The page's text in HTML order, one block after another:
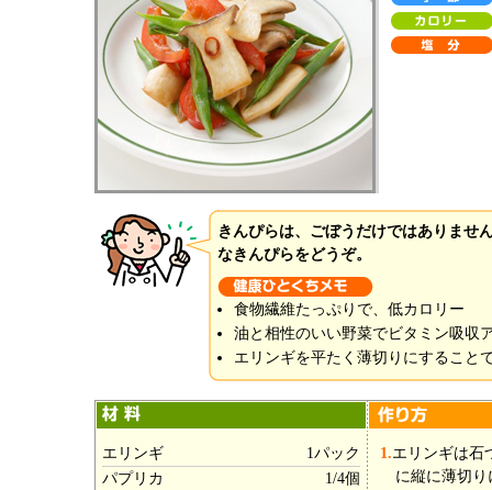
きんぴらは、ごぼうだけではありませ
なきんぴらをどうぞ。
食物繊維たっぷりで、低カロリー
油と相性のいい野菜でビタミン吸収
エリンギを平たく薄切りにすること
エリンギ
1パック
パプリカ
1/4個
1.エリンギは石
に縦に薄切